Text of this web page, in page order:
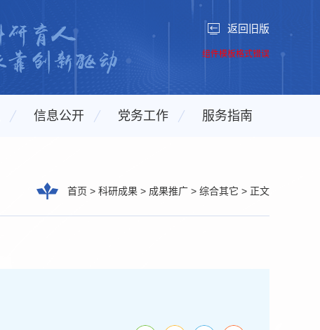
返回旧版
组件模板格式错误
信息公开 党务工作 服务指南
首页 > 科研成果 > 成果推广 > 综合其它 > 正文